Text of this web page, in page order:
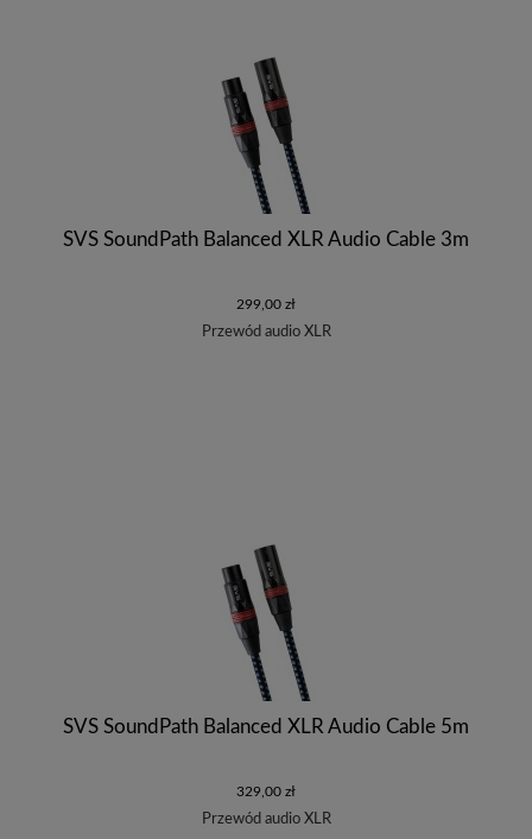
SVS SoundPath Balanced XLR Audio Cable 3m
299,00 zł
Przewód audio XLR
SVS SoundPath Balanced XLR Audio Cable 5m
329,00 zł
Przewód audio XLR